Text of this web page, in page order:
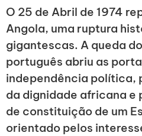
O 25 de Abril de 1974
Angola, uma ruptura
gigantescas. A queda
português abriu as
independência política,
da dignidade africana e
de constituição de um
orientado pelos